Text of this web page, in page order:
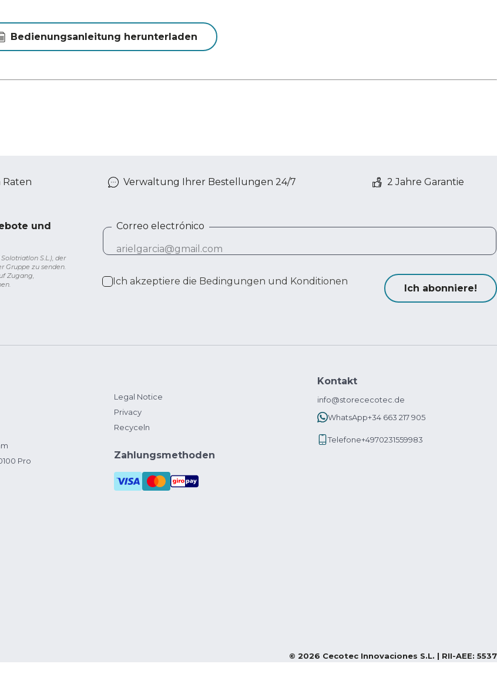
Bedienungsanleitung herunterladen
Raten Verwaltung Ihrer Bestellungen 24/7 2 Jahre Garantie
und
S.L.), der
Gruppe zu senden.
Zugang,
Correo electrónico
Ich akzeptiere die Bedingungen und Konditionen
Ich abonniere!
Pro
Legal Notice
Privacy
Recyceln
Zahlungsmethoden
Kontakt
info@storececotec.de
WhatsApp+34 663 217 905
Telefone+4970231559983
© 2026 Cecotec Innovaciones S.L. | RII-AEE: 5537